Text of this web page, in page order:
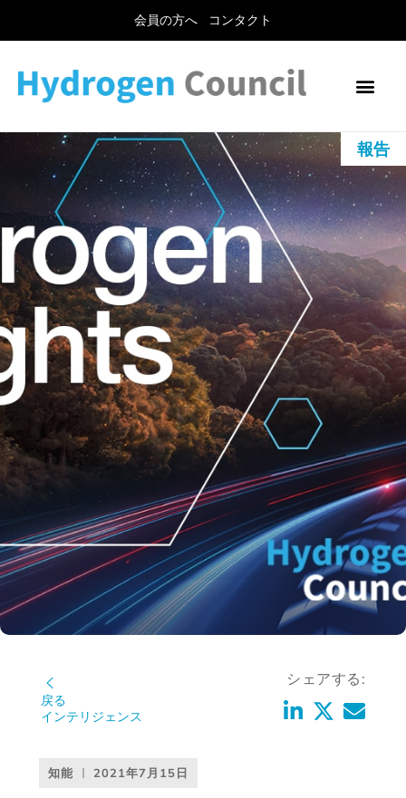
会員の方へ コンタクト
報告
戻る
インテリジェンス
シェアする:
知能 2021年7月15日